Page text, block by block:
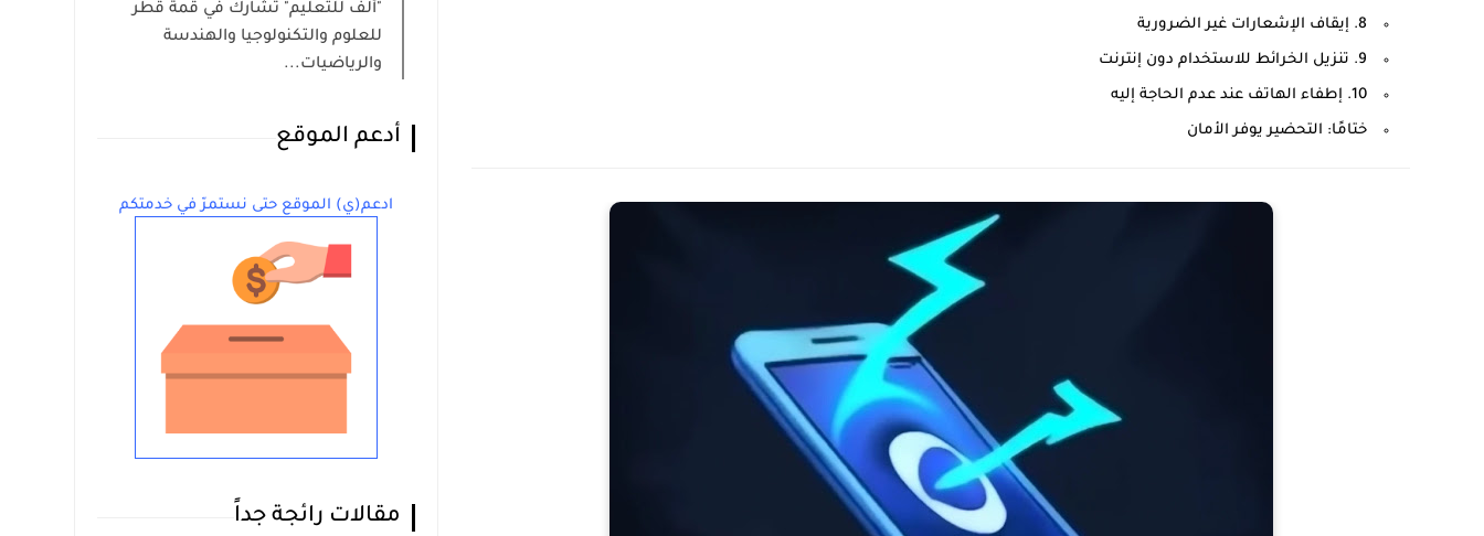
8. إيقاف الإشعارات غير الضرورية
9. تنزيل الخرائط للاستخدام دون إنترنت
10. إطفاء الهاتف عند عدم الحاجة إليه
ختامًا: التحضير يوفر الأمان
"ألف للتعليم" تشارك في قمة قطر
للعلوم والتكنولوجيا والهندسة
والرياضيات...
أدعم الموقع
ادعم(ي) الموقع حتى نستمرّ في خدمتكم
مقالات رائجة جداً